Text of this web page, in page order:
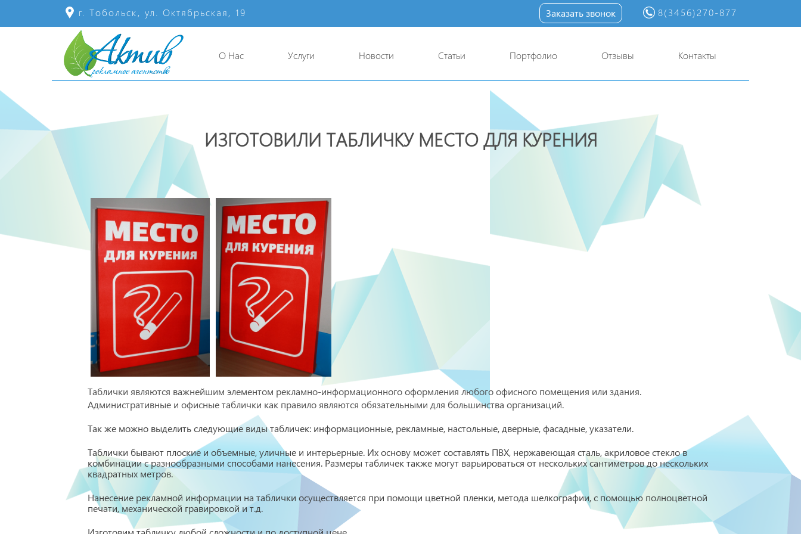
г. Тобольск, ул. Октябрьская, 19 8(3456)270-877
Заказать звонок
О Нас Услуги Новости Статьи Портфолио Отзывы Контакты
ИЗГОТОВИЛИ ТАБЛИЧКУ МЕСТО ДЛЯ КУРЕНИЯ
Таблички являются важнейшим элементом рекламно-информационного оформления любого офисного помещения или здания.
Административные и офисные таблички как правило являются обязательными для большинства организаций.
Так же можно выделить следующие виды табличек: информационные, рекламные, настольные, дверные, фасадные, указатели.
Таблички бывают плоские и объемные, уличные и интерьерные. Их основу может составлять ПВХ, нержавеющая сталь, акриловое стекло в
комбинации с разнообразными способами нанесения. Размеры табличек также могут варьироваться от нескольких сантиметров до нескольких
квадратных метров.
Нанесение рекламной информации на таблички осуществляется при помощи цветной пленки, метода шелкографии, с помощью полноцветной
печати, механической гравировкой и т.д.